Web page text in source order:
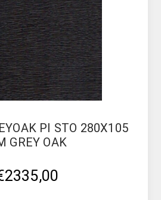
PI STO 280X105
GREY OAK